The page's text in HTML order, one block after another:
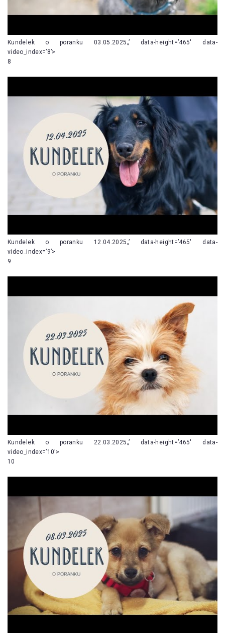
Kundelek o poranku 03.05.2025„’ data-height=’465′ data-
video_index=’8’>
8
Kundelek o poranku 12.04.2025„’ data-height=’465′ data-
video_index=’9’>
9
Kundelek o poranku 22.03.2025„’ data-height=’465′ data-
video_index=’10’>
10